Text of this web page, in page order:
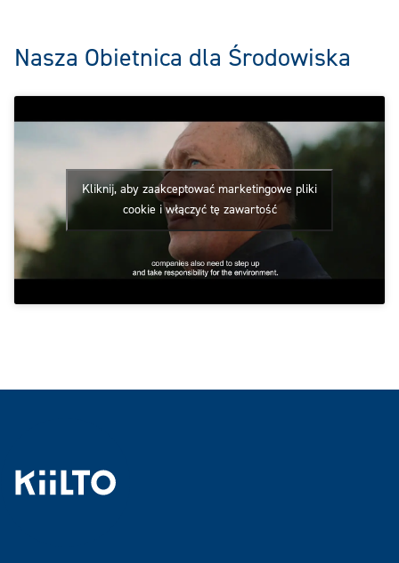
‎Nasza Obietnica dla Środowiska‎
Kliknij, aby zaakceptować marketingowe pliki
cookie i włączyć tę zawartość